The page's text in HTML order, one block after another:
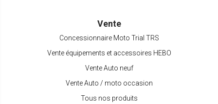
Vente
Concessionnaire Moto Trial TRS
Vente équipements et accessoires HEBO
Vente Auto neuf
Vente Auto / moto occasion
Tous nos produits